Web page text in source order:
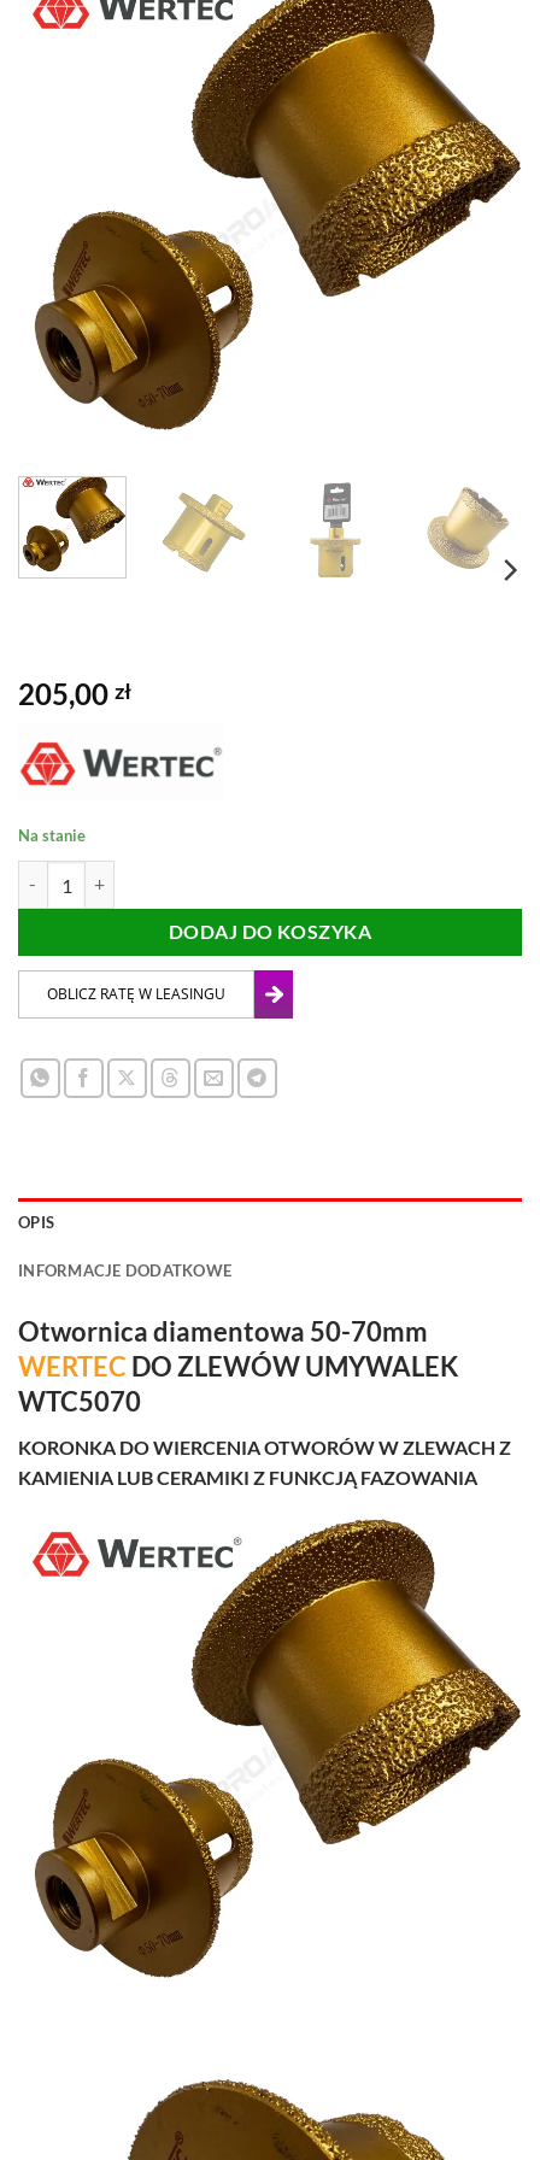
205,00 zł
Na stanie
DODAJ DO KOSZYKA
OPIS
INFORMACJE DODATKOWE
Otwornica diamentowa 50-70mm
WERTEC DO ZLEWÓW UMYWALEK
WTC5070
KORONKA DO WIERCENIA OTWORÓW W ZLEWACH Z
KAMIENIA LUB CERAMIKI Z FUNKCJĄ FAZOWANIA